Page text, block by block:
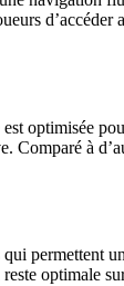
d’accéder
optimisée
Comparé à
permettent
optimale